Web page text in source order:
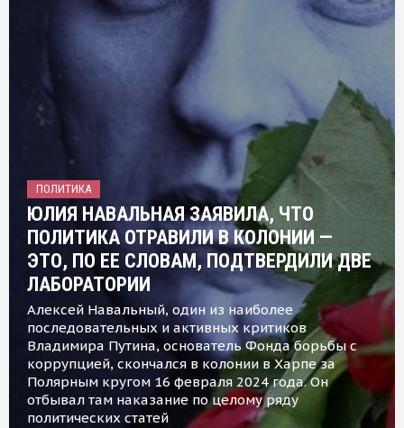
ПОЛИТИКА
ЮЛИЯ НАВАЛЬНАЯ ЗАЯВИЛА, ЧТО
ПОЛИТИКА ОТРАВИЛИ В КОЛОНИИ —
ЭТО, ПО ЕЕ СЛОВАМ, ПОДТВЕРДИЛИ ДВЕ
ЛАБОРАТОРИИ
Алексей Навальный, один из наиболее
последовательных и активных критиков
Владимира Путина, основатель Фонда борьбы с
коррупцией, скончался в колонии в Харпе за
Полярным кругом 16 февраля 2024 года. Он
отбывал там наказание по целому ряду
политических статей